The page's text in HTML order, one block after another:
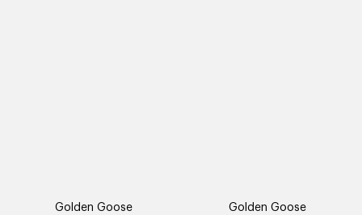
Golden Goose Golden Goose